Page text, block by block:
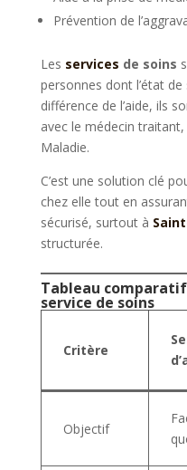
Prévention de
Les services de soins
personnes dont l’état
différence de l’aide, ils
avec le médecin traitant,
Maladie.
C’est une solution clé
chez elle tout en
sécurisé, surtout à
structurée.
Tableau comparatif
service de soins
Critère
Objectif